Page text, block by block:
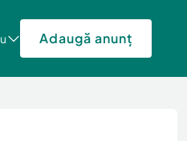
Adaugă anunț